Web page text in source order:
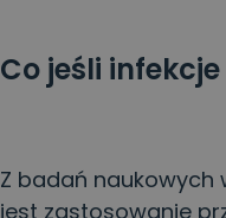
Co jeśli infekcje
Z badań naukowych
jest zastosowanie